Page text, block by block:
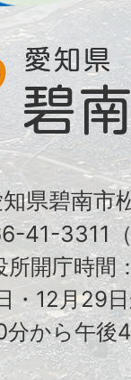
県碧南市
41-3311
所開庁時間
・12月29
分から午後